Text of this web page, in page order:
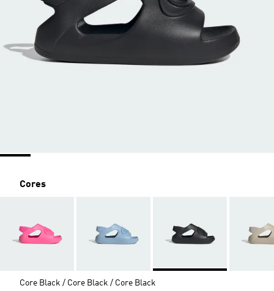
Cores
Core Black / Core Black / Core Black